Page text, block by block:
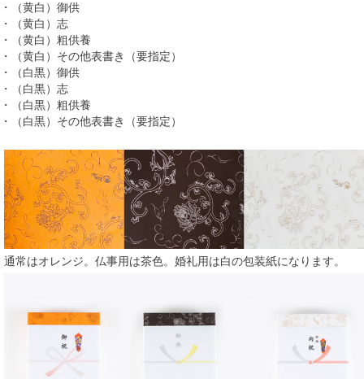
・（黄白）御供
・（黄白）志
・（黄白）粗供養
・（黄白）その他表書き（要指定）
・（白黒）御供
・（白黒）志
・（白黒）粗供養
・（白黒）その他表書き（要指定）
通常はオレンジ。仏事用は茶色。婚礼用は白の包装紙になります。